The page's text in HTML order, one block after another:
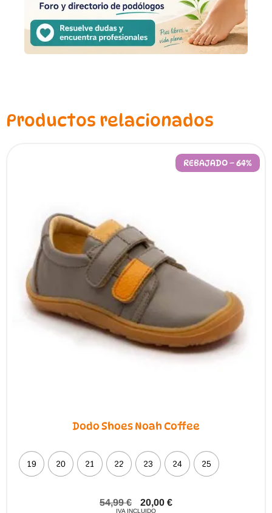
Productos relacionados
REBAJADO – 64%
Dodo Shoes Noah Coffee
19 20 21 22 23 24 25
54,99€ 20,00 €
IVA INCLUIDO